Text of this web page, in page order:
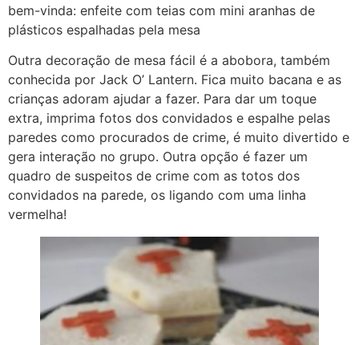
bem-vinda: enfeite com teias com mini aranhas de
plásticos espalhadas pela mesa
Outra decoração de mesa fácil é a abobora, também
conhecida por Jack O’ Lantern. Fica muito bacana e as
crianças adoram ajudar a fazer. Para dar um toque
extra, imprima fotos dos convidados e espalhe pelas
paredes como procurados de crime, é muito divertido e
gera interação no grupo. Outra opção é fazer um
quadro de suspeitos de crime com as totos dos
convidados na parede, os ligando com uma linha
vermelha!